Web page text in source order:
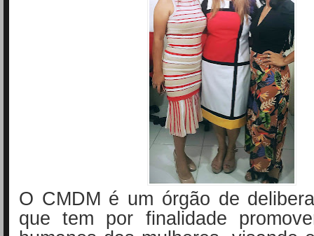
O CMDM é um órgão de
que tem por finalidade